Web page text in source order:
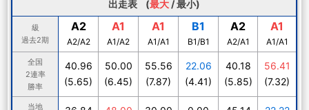
出走表 (最大 /最小)
級
過去2期
A2
A2/A2
A1
A1/A2
A1
A1/A1
B1
B1/B1
A2
A2/A1
A1
A1/A1
全国
2連率
勝率
40.96
(5.65)
50.00
(6.45)
55.56
(7.87)
22.06
(4.41)
40.18
(5.85)
56.41
(7.32)
当地